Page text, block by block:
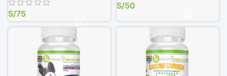
S/75
S/50